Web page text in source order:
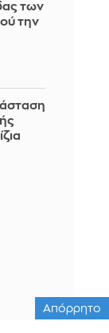
των
την
Απόρρητο